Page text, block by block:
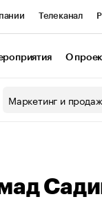
Телеканал
О
Маркетинг и